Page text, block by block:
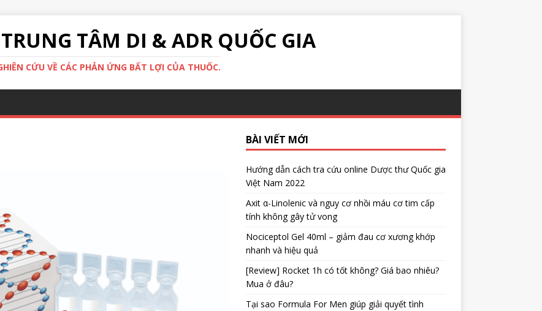
TÂM DI & ADR QUỐC GIA
CỨU VỀ CÁC PHẢN ỨNG BẤT LỢI CỦA THUỐC.
BÀI VIẾT MỚI
Hướng dẫn cách tra cứu online Dược thư Quốc gia
Việt Nam 2022
Axit α-Linolenic và nguy cơ nhồi máu cơ tim cấp
tính không gây tử vong
Nociceptol Gel 40ml – giảm đau cơ xương khớp
nhanh và hiệu quả
[Review] Rocket 1h có tốt không? Giá bao nhiêu?
Mua ở đâu?
Tại sao Formula For Men giúp giải quyết tình